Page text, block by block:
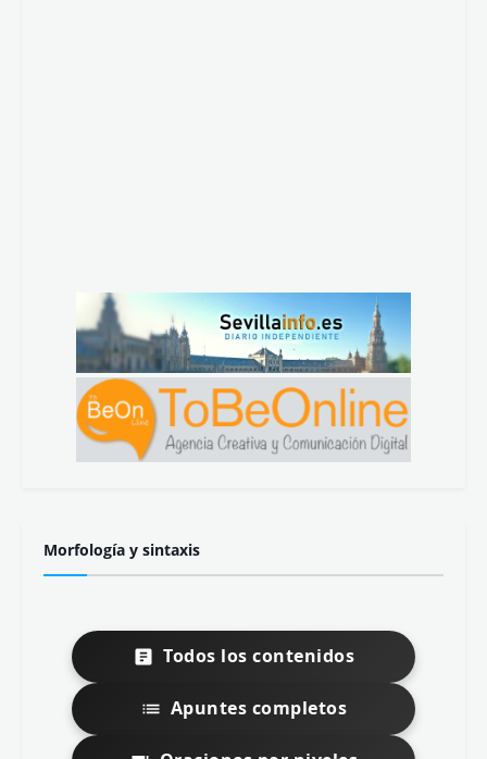
Morfología y sintaxis
Todos los contenidos
Apuntes completos